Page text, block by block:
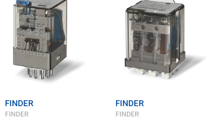
FINDER
FINDER
FINDER
FINDER